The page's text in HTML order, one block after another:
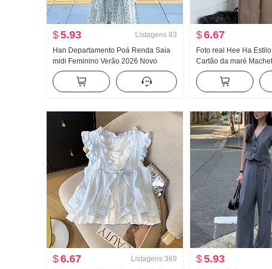
$5.93 Listagens 83
Han Departamento Poá Renda Saia
midi Feminino Verão 2026 Novo
Cintura alta Ajustado A palavra Para
pessoas baixas Design Sentido
Guarda-chuva Saia
$6.67
Foto real Hee Ha
Cartão da maré
jeans Solto Largura
Calças
$6.67 Listagens 369
$5.93